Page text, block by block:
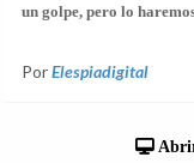
un golpe, pero lo
PorElespiadigital